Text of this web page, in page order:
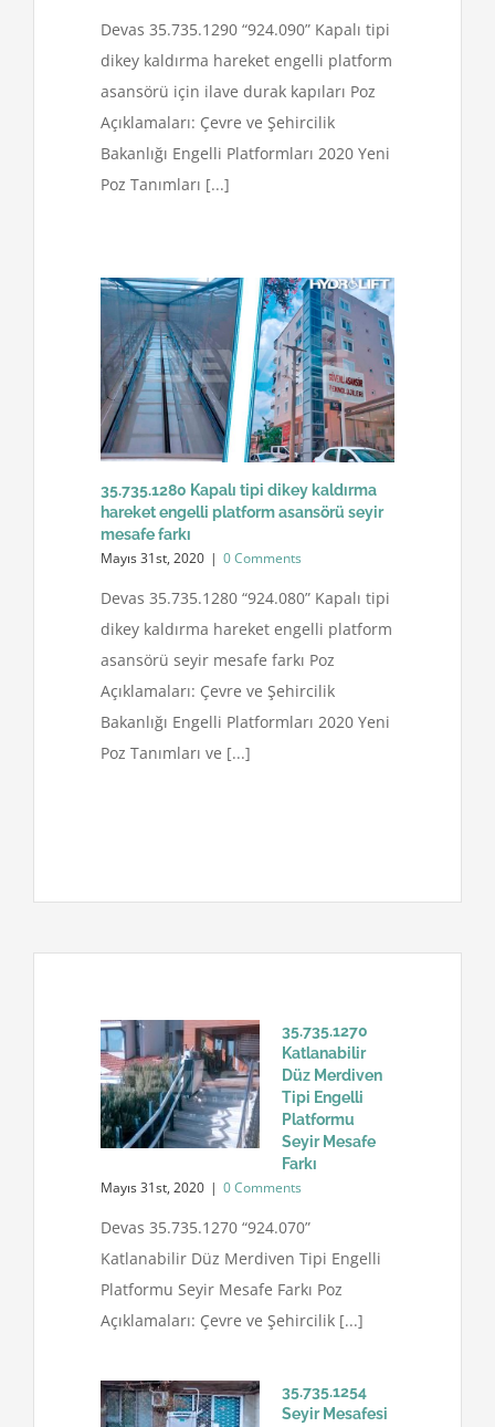
Devas 35.735.1290 “924.090” Kapalı tipi
dikey kaldırma hareket engelli platform
asansörü için ilave durak kapıları Poz
Açıklamaları: Çevre ve Şehircilik
Bakanlığı Engelli Platformları 2020 Yeni
Poz Tanımları [...]
35.735.1280 Kapalı tipi dikey kaldırma
hareket engelli platform asansörü seyir
mesafe farkı
Mayıs 31st, 2020 | 0 Comments
Devas 35.735.1280 “924.080” Kapalı tipi
dikey kaldırma hareket engelli platform
asansörü seyir mesafe farkı Poz
Açıklamaları: Çevre ve Şehircilik
Bakanlığı Engelli Platformları 2020 Yeni
Poz Tanımları ve [...]
35.735.1270
Katlanabilir
Düz Merdiven
Tipi Engelli
Platformu
Seyir Mesafe
Farkı
Mayıs 31st, 2020 | 0 Comments
Devas 35.735.1270 “924.070”
Katlanabilir Düz Merdiven Tipi Engelli
Platformu Seyir Mesafe Farkı Poz
Açıklamaları: Çevre ve Şehircilik [...]
35.735.1254
Seyir Mesafesi